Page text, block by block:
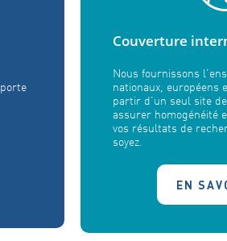
Couverture
Nous fournissons
nationaux, européens
partir d’un seul site
assurer homogénéité
vos résultats de
soyez.
EN